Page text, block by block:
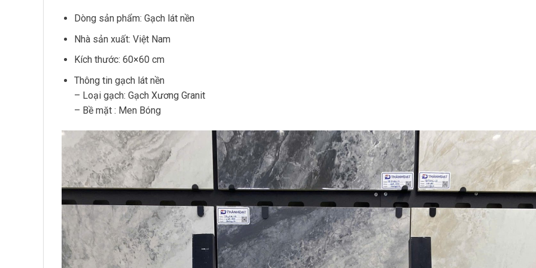
Dòng sản phẩm: Gạch lát nền
Nhà sản xuất: Việt Nam
Kích thước: 60×60 cm
Thông tin gạch lát nền
– Loại gạch: Gạch Xương Granit
– Bề mặt : Men Bóng